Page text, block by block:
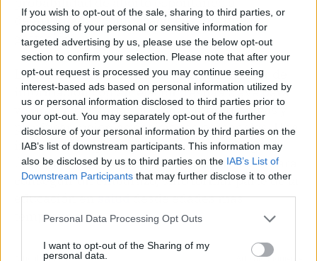
If you wish to opt-out of the sale, sharing to third parties, or
processing of your personal or sensitive information for
targeted advertising by us, please use the below opt-out
section to confirm your selection. Please note that after your
opt-out request is processed you may continue seeing
interest-based ads based on personal information utilized by
us or personal information disclosed to third parties prior to
your opt-out. You may separately opt-out of the further
disclosure of your personal information by third parties on the
IAB’s list of downstream participants. This information may
also be disclosed by us to third parties on the IAB’s List of
Downstream Participants that may further disclose it to other
Personal Data Processing Opt Outs
I want to opt-out of the Sharing of my
personal data.
determinadas complicaciones durante la
gestación.
La doctora González subraya que disponer de
información con antelación resulta clave para
valorar las distintas opciones reproductivas y
planificar mejor las decisiones personales. Una
información que, insiste, no debería llegar
únicamente cuando aparecen dificultades para
conseguir un embarazo, sino formar parte de la
educación ensaluddesde edades más
tempranas.
Artículo anterior
Artículo siguiente